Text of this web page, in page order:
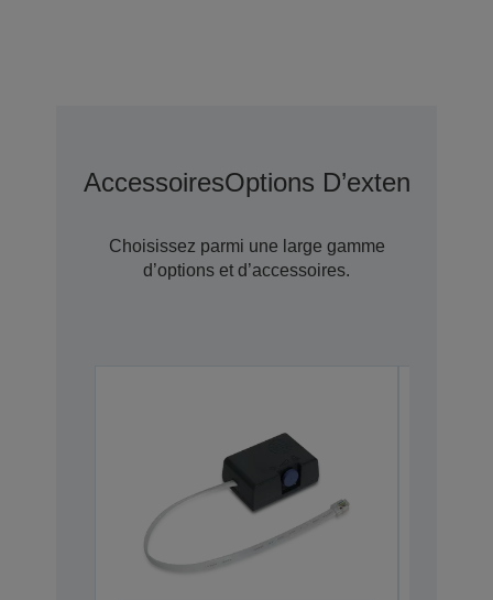
AccessoiresOptions D’extension
Choisissez parmi une large gamme
d’options et d’accessoires.